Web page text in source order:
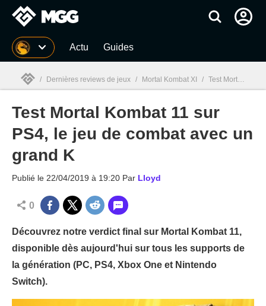
MGG Actu Guides
MGG
/ Dernières reviews de jeux / Mortal Kombat XI / Test Mortal Kombat 11 sur PS4, le jeu de combat avec un grand K
Test Mortal Kombat 11 sur
PS4, le jeu de combat avec un
grand K
Publié le 22/04/2019 à 19:20 Par Lloyd
0
Découvrez notre verdict final sur Mortal Kombat 11,
disponible dès aujourd'hui sur tous les supports de
la génération (PC, PS4, Xbox One et Nintendo
Switch).